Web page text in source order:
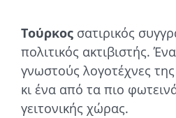
Τούρκος σατιρικός
πολιτικός ακτιβιστής.
γνωστούς λογοτέχνες
κι ένα από τα πιο
γειτονικής χώρας.